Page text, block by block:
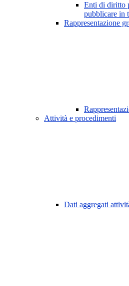
Enti di diritto
pubblicare in
Rappresentazione
Attività e procedimenti
Dati aggregati